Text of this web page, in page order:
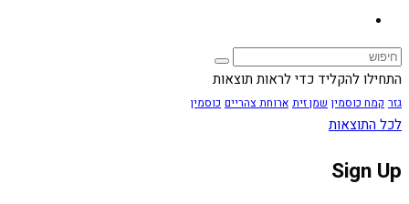
התחילו להקליד כדי לראות תוצאות
גזר קמח כוסמין שמן זית ארוחת צהריים כוסמין
לכל התוצאות
Sign Up